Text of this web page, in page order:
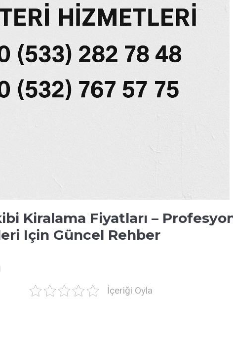
Kiralama Fiyatları –
Için Güncel Rehber
İçeriği Oyla